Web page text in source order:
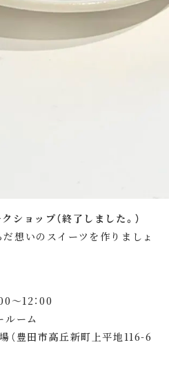
ショップ（終了しました。）
想いのスイーツを作りましょ
～12：00
ルーム
（豊田市高丘新町上平地116-6